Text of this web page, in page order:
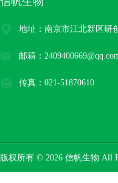
地址：南京市江北新区研
邮箱：
传真：021-51870610
版权所有 © 2026 信帆生物 All